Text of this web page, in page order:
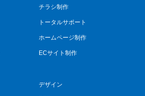
チラシ制作
トータルサポート
ホームページ制作
ECサイト制作
デザイン